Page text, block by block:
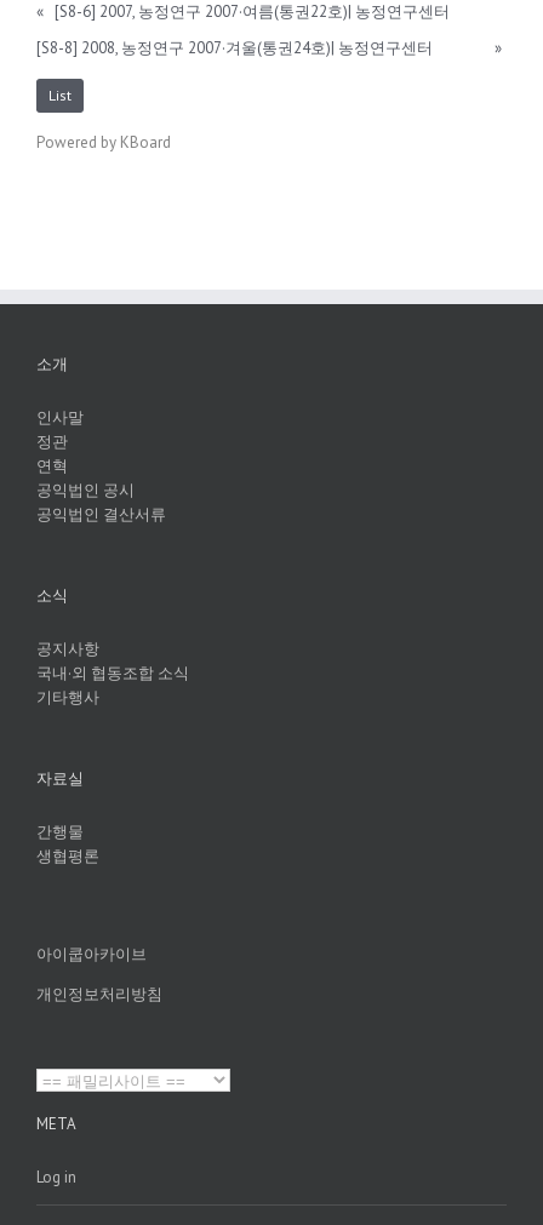
« [S8-6] 2007, 농정연구 2007·여름(통권22호)| 농정연구센터
[S8-8] 2008, 농정연구 2007·겨울(통권24호)| 농정연구센터
»
List
Powered by KBoard
소개
인사말
정관
연혁
공익법인 공시
공익법인 결산서류
소식
공지사항
국내·외 협동조합 소식
기타행사
자료실
간행물
생협평론
아이쿱아카이브
개인정보처리방침
META
Log in